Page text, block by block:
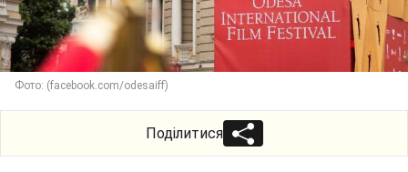
Фото: (facebook.com/odesaiff)
Поділитися